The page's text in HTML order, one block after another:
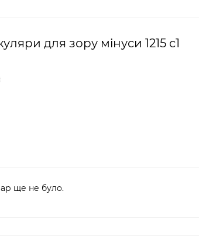
для зору мінуси 1215 c1
ще не було.